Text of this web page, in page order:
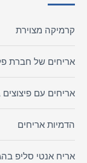
קרמיקה מצוירת
אריחים של חברת
אריחים עם
הדמיות אריחים
אריח אנטי סליפ